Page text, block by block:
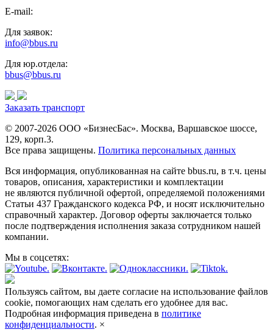
E-mail:
Для заявок:
info@bbus.ru
Для юр.отдела:
bbus@bbus.ru
Заказать транспорт
© 2007-2026 ООО «БизнесБас». Москва, Варшавское шоссе,
129, корп.3.
Все права защищены. Политика персональных данных
Вся информация, опубликованная на сайте bbus.ru, в т.ч. цены
товаров, описания, характеристики и комплектации
не являются публичной офертой, определяемой положениями
Статьи 437 Гражданского кодекса РФ, и носят исключительно
справочный характер. Договор оферты заключается только
после подтверждения исполнения заказа сотрудником нашей
компании.
Мы в соцсетях:
Пользуясь сайтом, вы даете согласие на использование файлов
cookie, помогающих нам сделать его удобнее для вас.
Подробная информация приведена в политике
конфиденциальности. ×